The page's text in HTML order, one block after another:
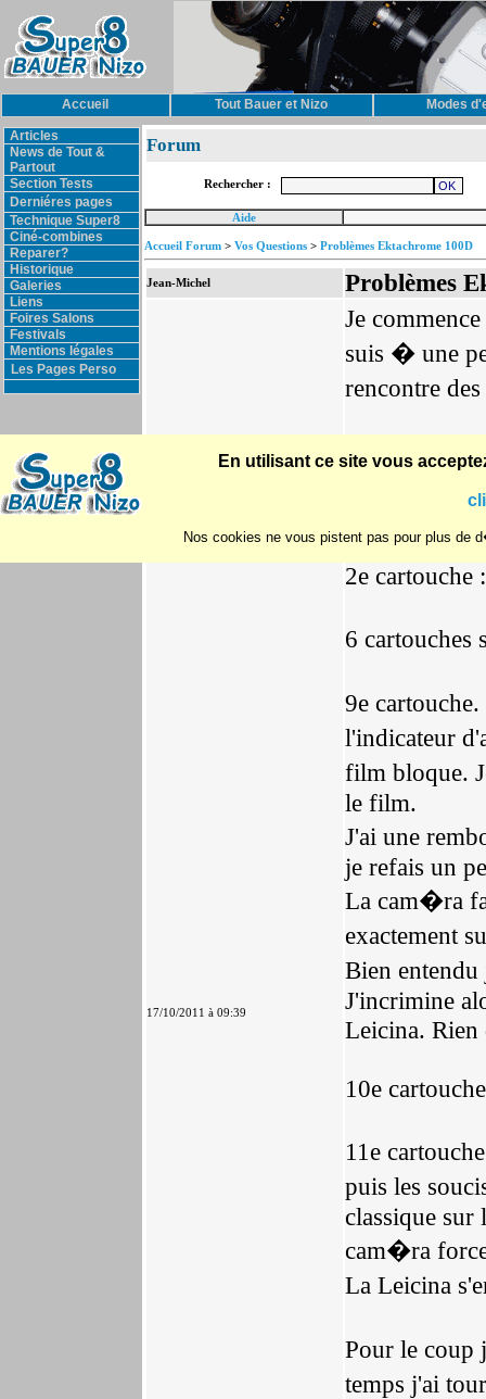
Accueil Tout Bauer et Nizo Modes
Articles
News de Tout &
Partout
Section Tests
Derniéres pages
Technique Super8
Ciné-combines
Reparer?
Historique
Galeries
Liens
Foires Salons
Festivals
Mentions légales
Les Pages Perso
Forum
Rechercher :
Aide
Accueil Forum > Vos Questions > Problèmes Ektachrome 100D
Jean-Michel Problèmes
17/10/2011 à 09:39
Je
suis � une
rencontre
1ere
fois avec
2e cartouche
6
9e
l'indicateur
film bloque.
le film.
J'ai une
je refais un
La cam�ra
exactement
Bien
J'incrimine
Leicina.
10e
11e
puis les
classique
cam�ra
La Leicina
Pour le coup
temps j'ai
En utilisant ce site vous
Nos cookies ne vous pistent pas pour plus